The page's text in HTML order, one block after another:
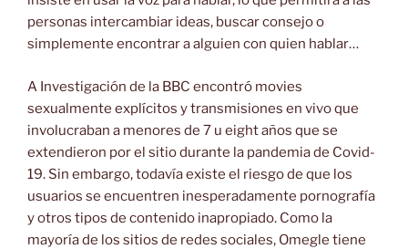
personas intercambiar ideas, buscar consejo o
simplemente encontrar a alguien con quien hablar…
A Investigación de la BBC encontró movies
sexualmente explícitos y transmisiones en vivo que
involucraban a menores de 7 u eight años que se
extendieron por el sitio durante la pandemia de Covid-
19. Sin embargo, todavía existe el riesgo de que los
usuarios se encuentren inesperadamente pornografía
y otros tipos de contenido inapropiado. Como la
mayoría de los sitios de redes sociales, Omegle tiene